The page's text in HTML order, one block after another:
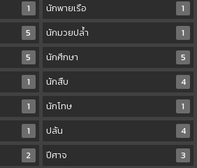
1 นักพายเรือ
1
5 นักมวยปล้ำ
1
5 นักศึกษา
5
1 นักสืบ
4
1 นักโทษ
1
1 ปล้น
4
2 ปีศาจ
3